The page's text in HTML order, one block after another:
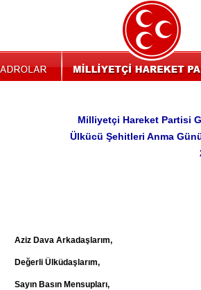
Milliyetçi Hareket Partisi
Ülkücü Şehitleri Anma
Aziz Dava Arkadaşlarım,
Değerli Ülküdaşlarım,
Sayın Basın Mensupları,